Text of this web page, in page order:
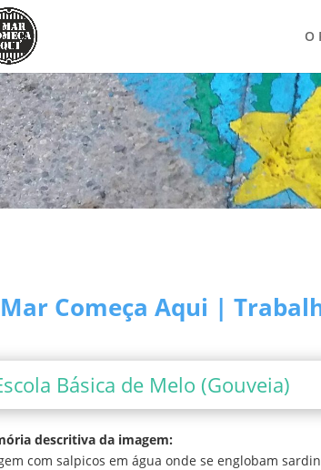
O
Começa Aqui |
Básica de Melo (Gouveia)
descritiva da imagem:
com salpicos em água onde se englobam